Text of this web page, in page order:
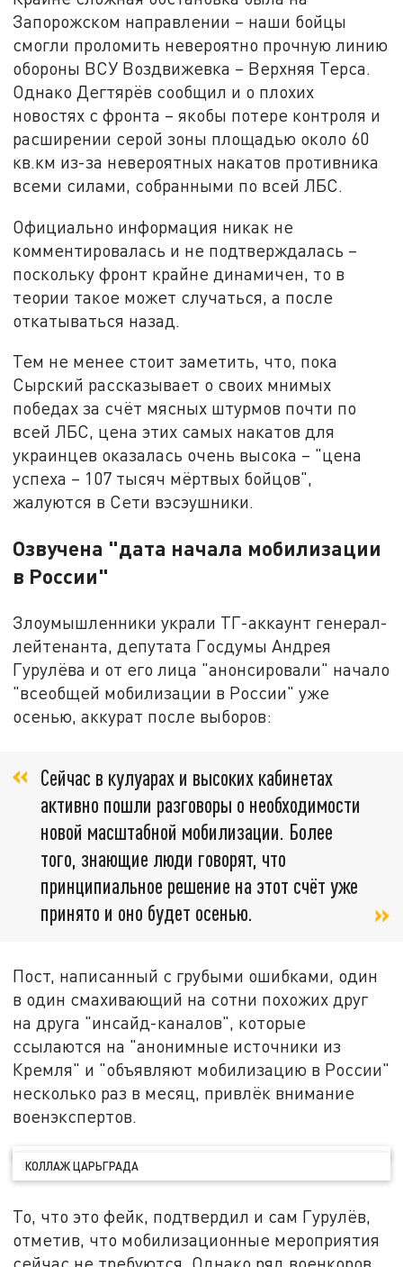
Запорожском направлении – наши бойцы
смогли проломить невероятно прочную линию
обороны ВСУ Воздвижевка – Верхняя Терса.
Однако Дегтярёв сообщил и о плохих
новостях с фронта – якобы потере контроля и
расширении серой зоны площадью около 60
кв.км из-за невероятных накатов противника
всеми силами, собранными по всей ЛБС.
Официально информация никак не
комментировалась и не подтверждалась –
поскольку фронт крайне динамичен, то в
теории такое может случаться, а после
откатываться назад.
Тем не менее стоит заметить, что, пока
Сырский рассказывает о своих мнимых
победах за счёт мясных штурмов почти по
всей ЛБС, цена этих самых накатов для
украинцев оказалась очень высока – "цена
успеха – 107 тысяч мёртвых бойцов",
жалуются в Сети вэсэушники.
Озвучена "дата начала мобилизации
в России"
Злоумышленники украли ТГ-аккаунт генерал-
лейтенанта, депутата Госдумы Андрея
Гурулёва и от его лица "анонсировали" начало
"всеобщей мобилизации в России" уже
осенью, аккурат после выборов:
Сейчас в кулуарах и высоких кабинетах
активно пошли разговоры о необходимости
новой масштабной мобилизации. Более
того, знающие люди говорят, что
принципиальное решение на этот счёт уже
принято и оно будет осенью.
Пост, написанный с грубыми ошибками, один
в один смахивающий на сотни похожих друг
на друга "инсайд-каналов", которые
ссылаются на "анонимные источники из
Кремля" и "объявляют мобилизацию в России"
несколько раз в месяц, привлёк внимание
военэкспертов.
КОЛЛАЖ ЦАРЬГРАДА
То, что это фейк, подтвердил и сам Гурулёв,
отметив, что мобилизационные мероприятия